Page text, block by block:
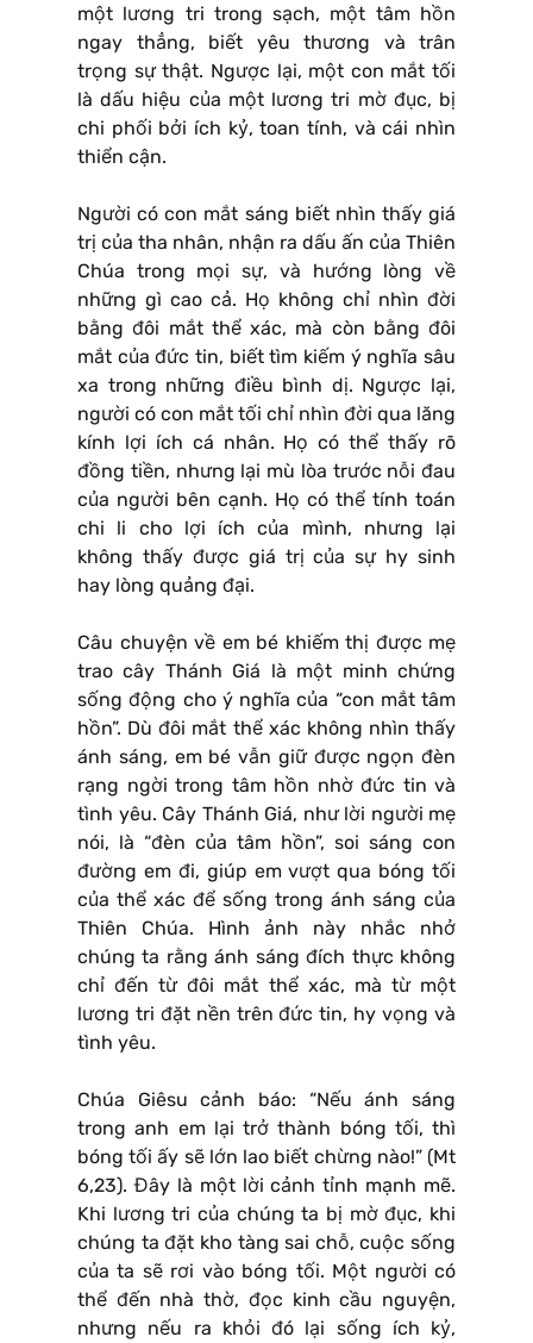
một lương tri trong sạch, một tâm hồn
ngay thẳng, biết yêu thương và trân
trọng sự thật. Ngược lại, một con mắt tối
là dấu hiệu của một lương tri mờ đục, bị
chi phối bởi ích kỷ, toan tính, và cái nhìn
thiển cận.
Người có con mắt sáng biết nhìn thấy giá
trị của tha nhân, nhận ra dấu ấn của Thiên
Chúa trong mọi sự, và hướng lòng về
những gì cao cả. Họ không chỉ nhìn đời
bằng đôi mắt thể xác, mà còn bằng đôi
mắt của đức tin, biết tìm kiếm ý nghĩa sâu
xa trong những điều bình dị. Ngược lại,
người có con mắt tối chỉ nhìn đời qua lăng
kính lợi ích cá nhân. Họ có thể thấy rõ
đồng tiền, nhưng lại mù lòa trước nỗi đau
của người bên cạnh. Họ có thể tính toán
chi li cho lợi ích của mình, nhưng lại
không thấy được giá trị của sự hy sinh
hay lòng quảng đại.
Câu chuyện về em bé khiếm thị được mẹ
trao cây Thánh Giá là một minh chứng
sống động cho ý nghĩa của “con mắt tâm
hồn”. Dù đôi mắt thể xác không nhìn thấy
ánh sáng, em bé vẫn giữ được ngọn đèn
rạng ngời trong tâm hồn nhờ đức tin và
tình yêu. Cây Thánh Giá, như lời người mẹ
nói, là “đèn của tâm hồn”, soi sáng con
đường em đi, giúp em vượt qua bóng tối
của thể xác để sống trong ánh sáng của
Thiên Chúa. Hình ảnh này nhắc nhở
chúng ta rằng ánh sáng đích thực không
chỉ đến từ đôi mắt thể xác, mà từ một
lương tri đặt nền trên đức tin, hy vọng và
tình yêu.
Chúa Giêsu cảnh báo: “Nếu ánh sáng
trong anh em lại trở thành bóng tối, thì
bóng tối ấy sẽ lớn lao biết chừng nào!” (Mt
6,23). Đây là một lời cảnh tỉnh mạnh mẽ.
Khi lương tri của chúng ta bị mờ đục, khi
chúng ta đặt kho tàng sai chỗ, cuộc sống
của ta sẽ rơi vào bóng tối. Một người có
thể đến nhà thờ, đọc kinh cầu nguyện,
nhưng nếu ra khỏi đó lại sống ích kỷ,